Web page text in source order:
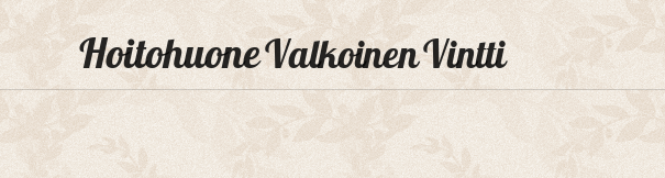
HoitohuoneValkoinenVintti